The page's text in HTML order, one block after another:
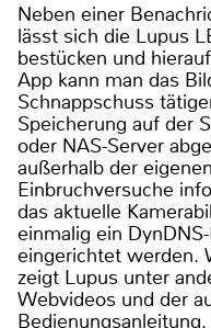
Neben einer
lässt sich die Lupus
bestücken und
App kann man das
Schnappschuss
Speicherung auf der
oder NAS-Server
außerhalb der
Einbruchversuche
das aktuelle
einmalig ein
eingerichtet werden.
zeigt Lupus unter
Webvideos und der